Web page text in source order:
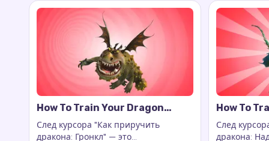
How To Train Your Dragon
Gronckle Cursor Trail
След курсора "Как приручить
дракона: Гронкл" — это
How To
Nadder
След
дракона: